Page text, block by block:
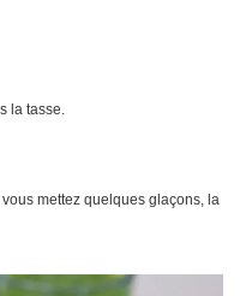
la tasse.
mettez quelques glaçons, la